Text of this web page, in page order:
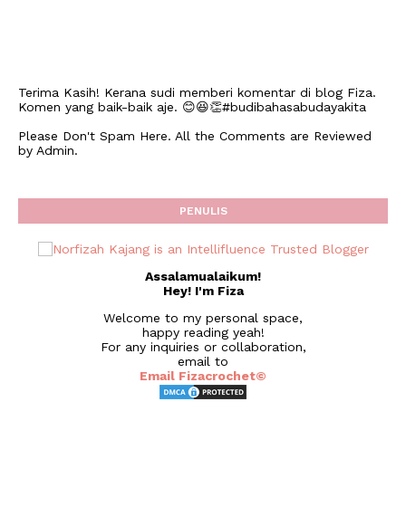
Terima Kasih! Kerana sudi memberi komentar di blog Fiza.
Komen yang baik-baik aje. 😊😆👏#budibahasabudayakita
Please Don't Spam Here. All the Comments are Reviewed
by Admin.
PENULIS
Assalamualaikum!
Hey! I'm Fiza
Welcome to my personal space,
happy reading yeah!
For any inquiries or collaboration,
email to
Email Fizacrochet©